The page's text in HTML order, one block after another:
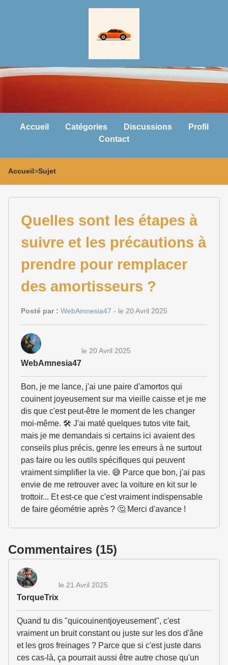
Accueil Catégories Discussions
Profil
Contact
Accueil>Sujet
Quelles sont les étapes à
suivre et les précautions à
prendre pour remplacer
des amortisseurs ?
Posté par : WebAmnesia47 - le 20 Avril 2025
WebAmnesia47
le 20 Avril 2025
Bon, je me lance, j'ai une paire d'amortos qui
couinent joyeusement sur ma vieille caisse et je me
dis que c'est peut-être le moment de les changer
moi-même. 🛠️ J'ai maté quelques tutos vite fait,
mais je me demandais si certains ici avaient des
conseils plus précis, genre les erreurs à ne surtout
pas faire ou les outils spécifiques qui peuvent
vraiment simplifier la vie. 😅 Parce que bon, j'ai pas
envie de me retrouver avec la voiture en kit sur le
trottoir... Et est-ce que c'est vraiment indispensable
de faire géométrie après ? 🤔 Merci d'avance !
Commentaires (15)
TorqueTrix
le 21 Avril 2025
Quand tu dis "quicouinentjoyeusement", c'est
vraiment un bruit constant ou juste sur les dos d'âne
et les gros freinages ? Parce que si c'est juste dans
ces cas-là, ça pourrait aussi être autre chose qu'un